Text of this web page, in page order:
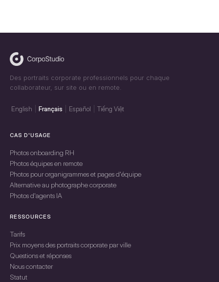
Des portraits corporate professionnels pour chaque
collaborateur, sur site ou en remote.
English Français Español Tiếng Việt
CAS D'USAGE
Photos onboarding RH
Photos équipes en remote
Photos pour organigrammes et pages d'équipe
Alternative au photographe corporate
Photos d'agents IA
RESSOURCES
Tarifs
Prix moyens des portraits corporate par ville
Questions et réponses
Nous contacter
Statut